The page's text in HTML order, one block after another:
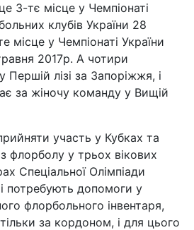
3-тє місце у Чемпіонаті
клубів України 28
місце у Чемпіонаті України
2017р. А чотири
Першій лізі за Запоріжжя, і
за жіночу команду у Вищій
участь у Кубках та
флорболу у трьох вікових
Спеціальної Олімпіади
потребують допомоги у
флорбольного інвентаря,
за кордоном, і для цього